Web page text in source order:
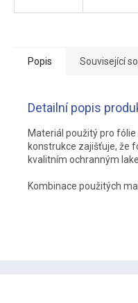
Popis Související
Detailní popis
Materiál použitý pro
konstrukce zajišťuje, že
kvalitním ochranným
Kombinace použitých